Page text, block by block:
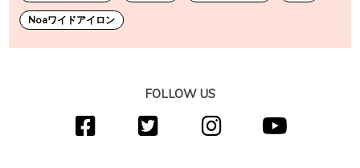
Noaワイドアイロン
FOLLOW US